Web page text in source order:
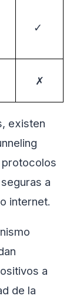
✓
✗
existen
protocolos
a
internet.
a
de la